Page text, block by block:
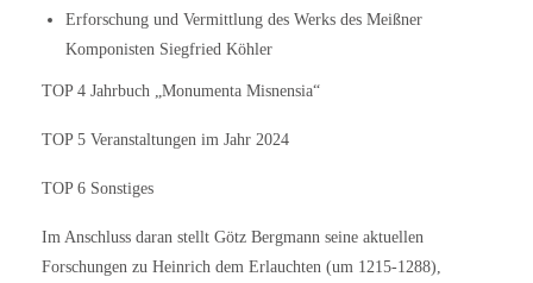
Erforschung und Vermittlung des Werks des Meißner
Komponisten Siegfried Köhler
TOP 4 Jahrbuch „Monumenta Misnensia“
TOP 5 Veranstaltungen im Jahr 2024
TOP 6 Sonstiges
Im Anschluss daran stellt Götz Bergmann seine aktuellen
Forschungen zu Heinrich dem Erlauchten (um 1215-1288),